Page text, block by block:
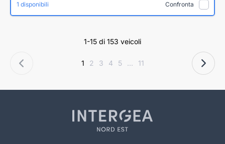
1 disponibili Confronta
1-15 di 153 veicoli
1 2 3 4 5 ... 11